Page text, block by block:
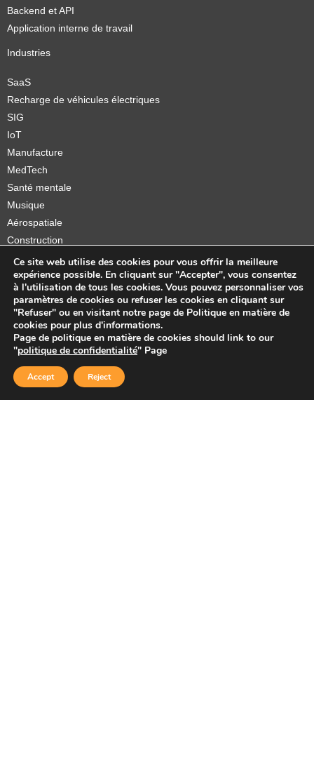
Backend et API
Application interne de travail
Industries
SaaS
Recharge de véhicules électriques
SIG
IoT
Manufacture
MedTech
Santé mentale
Musique
Aérospatiale
Construction
Orthèses et prothèses
Startups
Copyright © 2026 Sidekick Interactive Inc.
Ce site web utilise des cookies pour vous offrir la meilleure
expérience possible. En cliquant sur "Accepter", vous consentez
à l'utilisation de tous les cookies. Vous pouvez personnaliser vos
paramètres de cookies ou refuser les cookies en cliquant sur
"Refuser" ou en visitant notre page de Politique en matière de
cookies pour plus d'informations.
Page de politique en matière de cookies should link to our
"politique de confidentialité" Page
Accept Reject